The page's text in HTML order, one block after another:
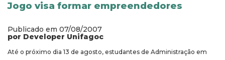
Jogo visa formar empreendedores
Publicado em 07/08/2007
por Developer Unifagoc
Até o próximo dia 13 de agosto, estudantes de Administração em